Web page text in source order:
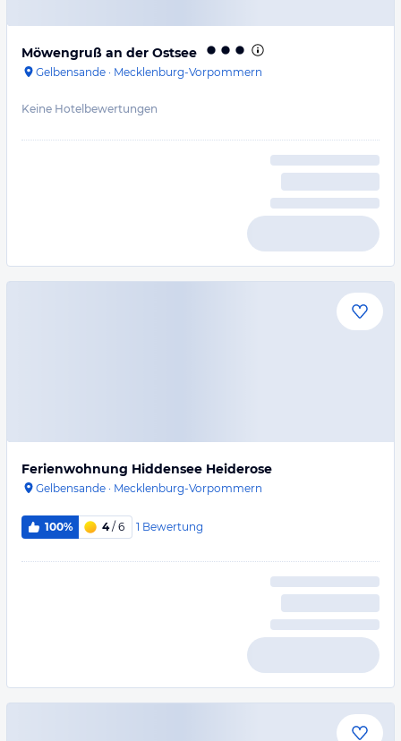
Möwengruß an der Ostsee
Gelbensande · Mecklenburg-Vorpommern
Keine Hotelbewertungen
Ferienwohnung Hiddensee Heiderose
Gelbensande · Mecklenburg-Vorpommern
100% 4/ 6 1 Bewertung